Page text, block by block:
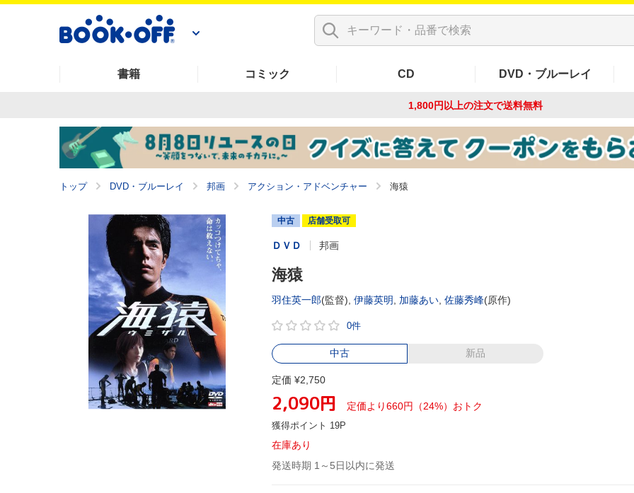
書籍 コミック CD DVD・ブルーレイ
1,800円以上の注文で送料無料
トップ DVD・ブルーレイ 邦画 アクション・アドベンチャー 海猿
中古 店舗受取可
ＤＶＤ 邦画
海猿
羽住英一郎(監督), 伊藤英明 加藤あい, 佐藤秀峰(原作)
0件
中古 新品
定価 ¥2,750
2,090円 定価より660円（24%）おトク
獲得ポイント 19P
在庫あり
発送時期 1～5日以内に発送